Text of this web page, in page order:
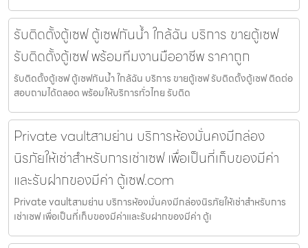
รับติดตั้งตู้เซฟ ตู้เซฟกันน้ำ ใกล้ฉัน บริการ ขายตู้เซฟ
รับติดตั้งตู้เซฟ พร้อมทีมงานมืออาชีพ ราคาถูก
รับติดตั้งตู้เซฟ ตู้เซฟกันน้ำ ใกล้ฉัน บริการ ขายตู้เซฟ รับติดตั้งตู้เซฟ ติดต่อ
สอบถามได้ตลอด พร้อมให้บริการทั่วไทย รับติด
Private vaultสามย่าน บริการห้องมั่นคงมีกล่อง
นิรภัยให้เช่าสำหรับการเช่าเซฟ เพื่อเป็นที่เก็บของมีค่า
และรับฝากของมีค่า ตู้เซฟ.com
Private vaultสามย่าน บริการห้องมั่นคงมีกล่องนิรภัยให้เช่าสำหรับการ
เช่าเซฟ เพื่อเป็นที่เก็บของมีค่าและรับฝากของมีค่า ตู้เ